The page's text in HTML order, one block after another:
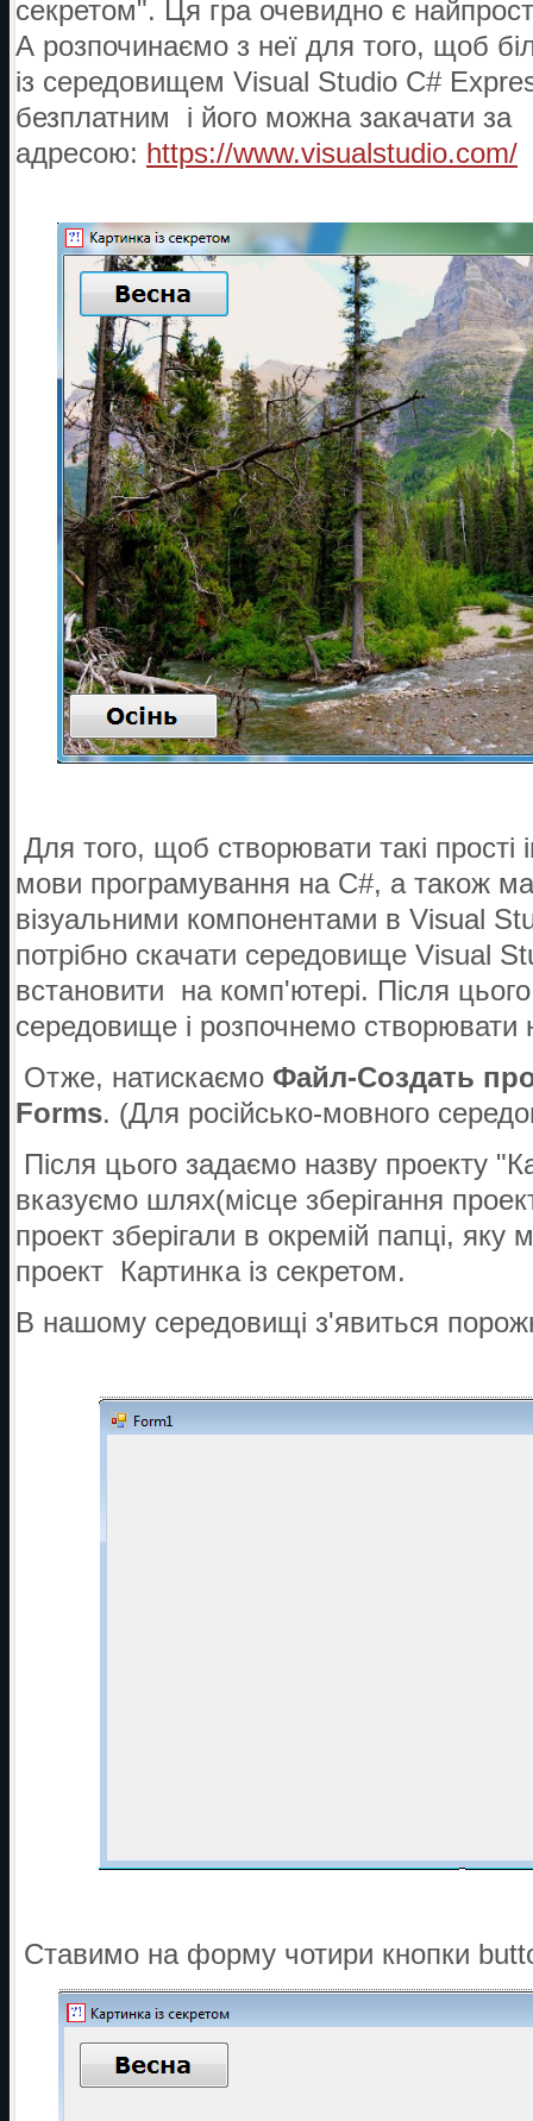
секретом". Ця гра очевидно є
А розпочинаємо з неї для того, щоб
із середовищем Visual Studio C#
безплатним і його можна закачати за
адресою: https://www.visualstudio.com/
Для того, щоб створювати такі прості
мови програмування на C#, а також
візуальними компонентами в Visual
потрібно скачати середовище Visual
встановити на комп'ютері. Після
середовище і розпочнемо створювати
Отже, натискаємо Файл-Создать
Forms. (Для російсько-мовного
Після цього задаємо назву проекту
вказуємо шлях(місце зберігання
проект зберігали в окремій папці,
проект Картинка із секретом.
В нашому середовищі з'явиться
Ставимо на форму чотири кнопки